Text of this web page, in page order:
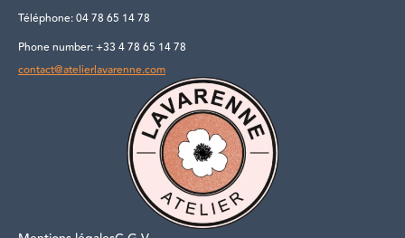
Téléphone: 04 78 65 14 78
Phone number: +33 4 78 65 14 78
contact@atelierlavarenne.com